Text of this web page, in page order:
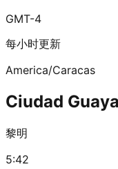
GMT-4
每小时更新
America/Caracas
Ciudad
黎明
5:42